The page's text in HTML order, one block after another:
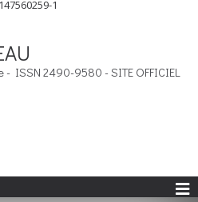
1
ISSN 2490-9580 - SITE OFFICIEL